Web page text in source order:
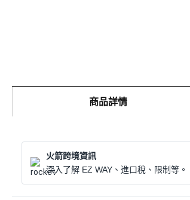
商品詳情
火箭跨境資訊
深入了解 EZ WAY、進口稅、限制等。